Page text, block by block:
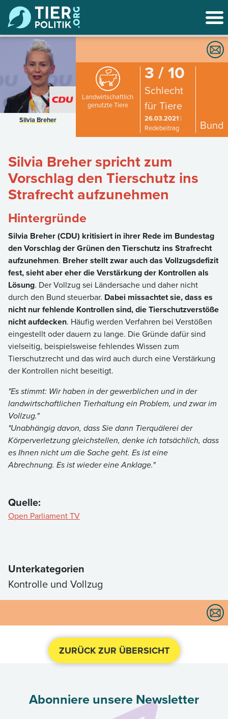
Silvia Breher
Landwirtschaftlich
genutzte Tiere
3 / 10
Schlecht
für Tiere
26.03.2021|
Redebeitrag
Bund
Silvia Breher spricht zum
Vorschlag den Tierschutz ins
Strafrecht aufzunehmen
Hintergründe
Silvia Breher (CDU) kritisiert in ihrer Rede im Bundestag
den Vorschlag der Grünen den Tierschutz ins Strafrecht
aufzunehmen. Breher stellt zwar auch das Vollzugsdefizit
fest, sieht aber eher die Verstärkung der Kontrollen als
Lösung. Der Vollzug sei Ländersache und daher nicht
durch den Bund steuerbar. Dabei missachtet sie, dass es
nicht nur fehlende Kontrollen sind, die Tierschutzverstöße
nicht aufdecken. Häufig werden Verfahren bei Verstößen
eingestellt oder dauern zu lange. Die Gründe dafür sind
vielseitig, beispielsweise fehlendes Wissen zum
Tierschutzrecht und das wird auch durch eine Verstärkung
der Kontrollen nicht beseitigt.
"Es stimmt: Wir haben in der gewerblichen und in der
landwirtschaftlichen Tierhaltung ein Problem, und zwar im
Vollzug."
"Unabhängig davon, dass Sie dann Tierquälerei der
Körperverletzung gleichstellen, denke ich tatsächlich, dass
es Ihnen nicht um die Sache geht. Es ist eine
Abrechnung. Es ist wieder eine Anklage."
Quelle:
Open Parliament TV
Unterkategorien
Kontrolle und Vollzug
ZURÜCK ZUR ÜBERSICHT
Abonniere unsere Newsletter